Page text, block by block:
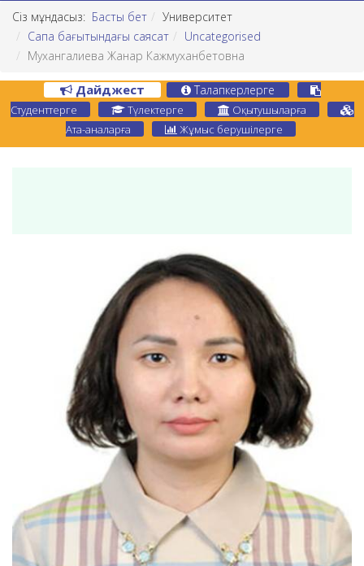
Сіз мұндасыз: Басты бет
Университет
Сапа бағытындағы саясат
Uncategorised
Мухангалиева Жанар Кажмуханбетовна
Дайджест Талапкерлерге
Студенттерге Түлектерге
Оқытушыларға
Ата-аналарға
Жұмыс берушілерге